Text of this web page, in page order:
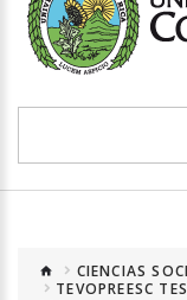
CIENCIAS
TEVOPREESC